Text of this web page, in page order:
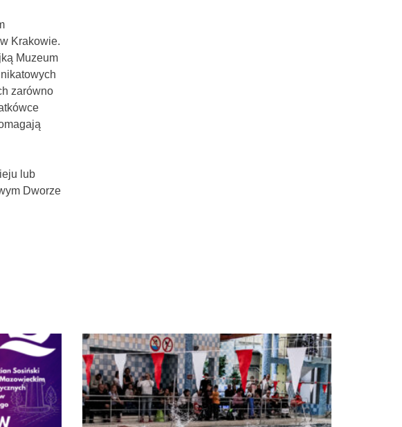
Krakowie.
Muzeum
zarówno
lub
Dworze